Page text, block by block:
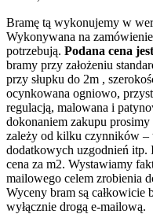
Bramę tą wykonujemy w
Wykonywana na
potrzebują. Podana cena
bramy przy założeniu
przy słupku do 2m ,
ocynkowana ogniowo,
regulacją, malowana i
dokonaniem zakupu
zależy od kilku czynników –
dodatkowych uzgodnień itp.
cena za m2. Wystawiamy
mailowego celem zrobienia
Wyceny bram są całkowicie
wyłącznie drogą e-mailową.